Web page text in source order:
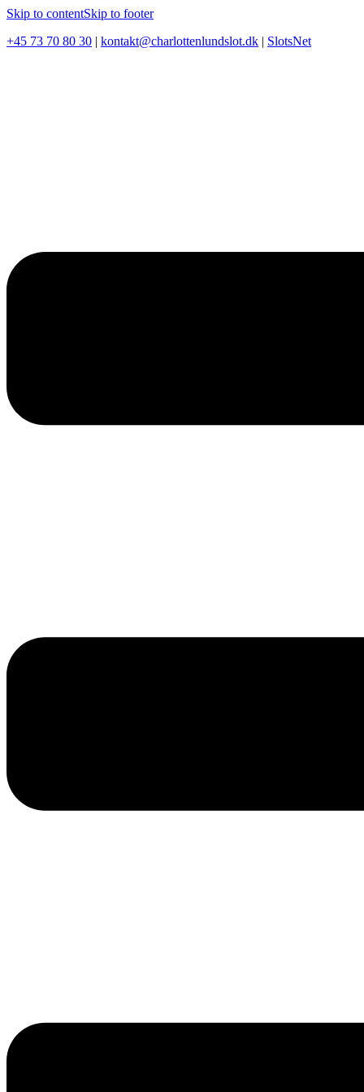
Skip to contentSkip to footer
+45 73 70 80 30 | kontakt@charlottenlundslot.dk | SlotsNet